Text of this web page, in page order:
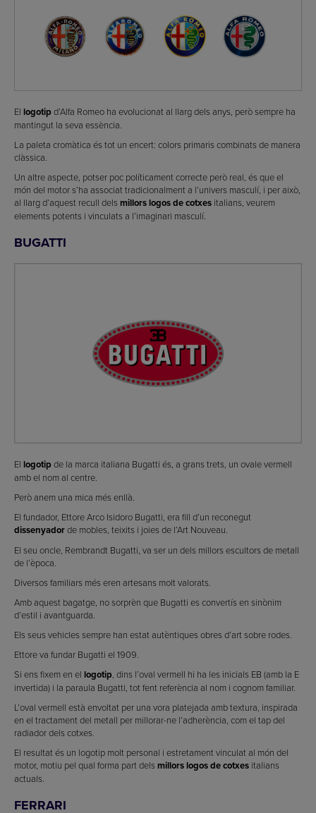
El logotip d’Alfa Romeo ha evolucionat al llarg dels anys, però sempre ha
mantingut la seva essència.
La paleta cromàtica és tot un encert: colors primaris combinats de manera
clàssica.
Un altre aspecte, potser poc políticament correcte però real, és que el
món del motor s’ha associat tradicionalment a l’univers masculí, i per això,
al llarg d’aquest recull dels millors logos de cotxes italians, veurem
elements potents i vinculats a l’imaginari masculí.
BUGATTI
El logotip de la marca italiana Bugatti és, a grans trets, un ovale vermell
amb el nom al centre.
Però anem una mica més enllà.
El fundador, Ettore Arco Isidoro Bugatti, era fill d’un reconegut
dissenyadorde mobles, teixits i joies de l’Art Nouveau.
El seu oncle, Rembrandt Bugatti, va ser un dels millors escultors de metall
de l’època.
Diversos familiars més eren artesans molt valorats.
Amb aquest bagatge, no sorprèn que Bugatti es convertís en sinònim
d’estil i avantguarda.
Els seus vehicles sempre han estat autèntiques obres d’art sobre rodes.
Ettore va fundar Bugatti el 1909.
Si ens fixem en el logotip , dins l’oval vermell hi ha les inicials EB (amb la E
invertida) i la paraula Bugatti, tot fent referència al nom i cognom familiar.
L’oval vermell està envoltat per una vora platejada amb textura, inspirada
en el tractament del metall per millorar-ne l’adherència, com el tap del
radiador dels cotxes.
El resultat és un logotip molt personal i estretament vinculat al món del
motor, motiu pel qual forma part dels millors logos de cotxes italians
actuals.
FERRARI